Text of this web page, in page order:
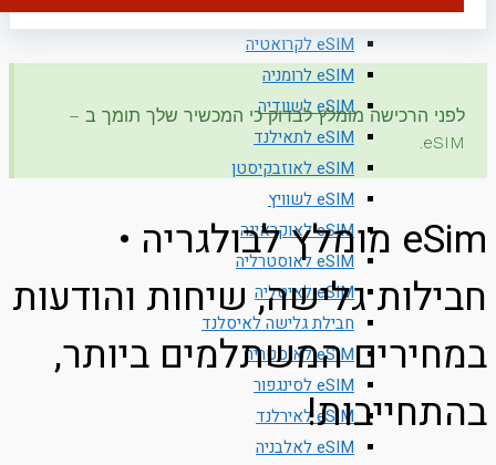
eSIM לקפריסין
eSIM לקרואטיה
eSIM לרומניה
eSIM לשוודיה
eSIM לתאילנד
eSIM לאוזבקיסטן
eSIM לשוויץ
eSIM לאוקראינה
eSIM לאוסטרליה
eSIM לאיטליה
חבילת גלישה לאיסלנד
eSIM לאוסטריה
eSIM לסינגפור
eSIM לאירלנד
eSIM לאלבניה
הרכישה מומלץ לבדוק כי המכשיר שלך תומך ב –
eSim מומלץ לבולגריה •
גלישה, שיחות והודעות
המשתלמים ביותר,